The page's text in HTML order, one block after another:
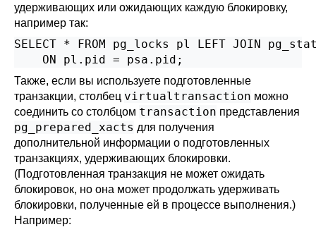
удерживающих или ожидающих каждую блокировку,
например так:
SELECT * FROM pg_locks pl LEFT JOIN
    ON pl.pid = psa.pid;
Также, если вы используете подготовленные
транзакции, столбец virtualtransaction можно
соединить со столбцом transaction представления
pg_prepared_xacts для получения
дополнительной информации о подготовленных
транзакциях, удерживающих блокировки.
(Подготовленная транзакция не может ожидать
блокировок, но она может продолжать удерживать
блокировки, полученные ей в процессе выполнения.)
Например: